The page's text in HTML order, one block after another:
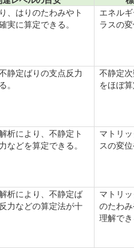
、はりのたわみやト
実に算定できる。
エネル
ラスの
静定ばりの支点反力
。
不静定
をほぼ
析により、不静定ト
などを算定できる。
マトリ
スの変
析により、不静定ば
力などの算定法が十
マトリ
のたわ
理解で